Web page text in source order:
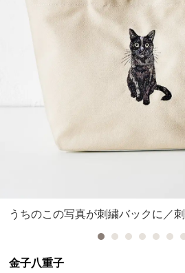
うちのこの写真が刺繍バックに／
金子八重子